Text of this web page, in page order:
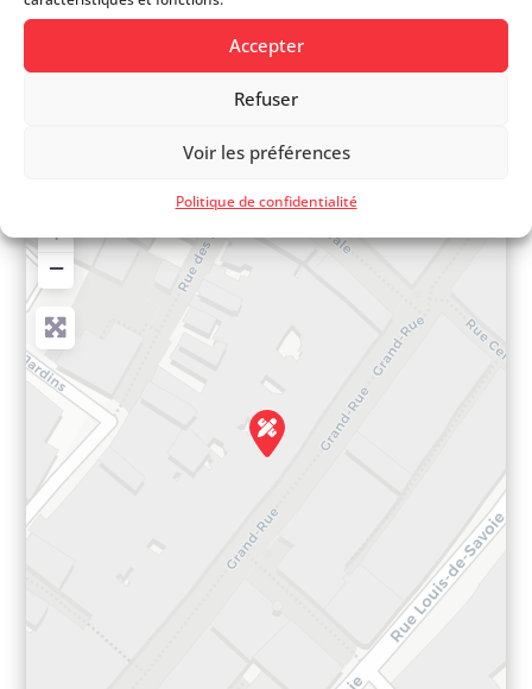
Accepter
Refuser
Voir les préférences
Politique de confidentialité
Site web
Grand-Rue 66
+
−